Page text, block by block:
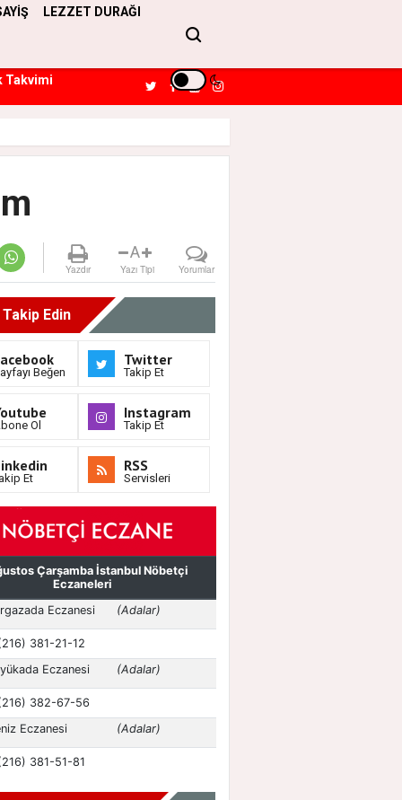
LEZZET DURAĞI
Takvimi
Yazdır
A
Yazı Tipi Yorumlar
Takip Edin
Beğen
Twitter
Takip Et
Ol
Instagram
Takip Et
Et
RSS
Servisleri